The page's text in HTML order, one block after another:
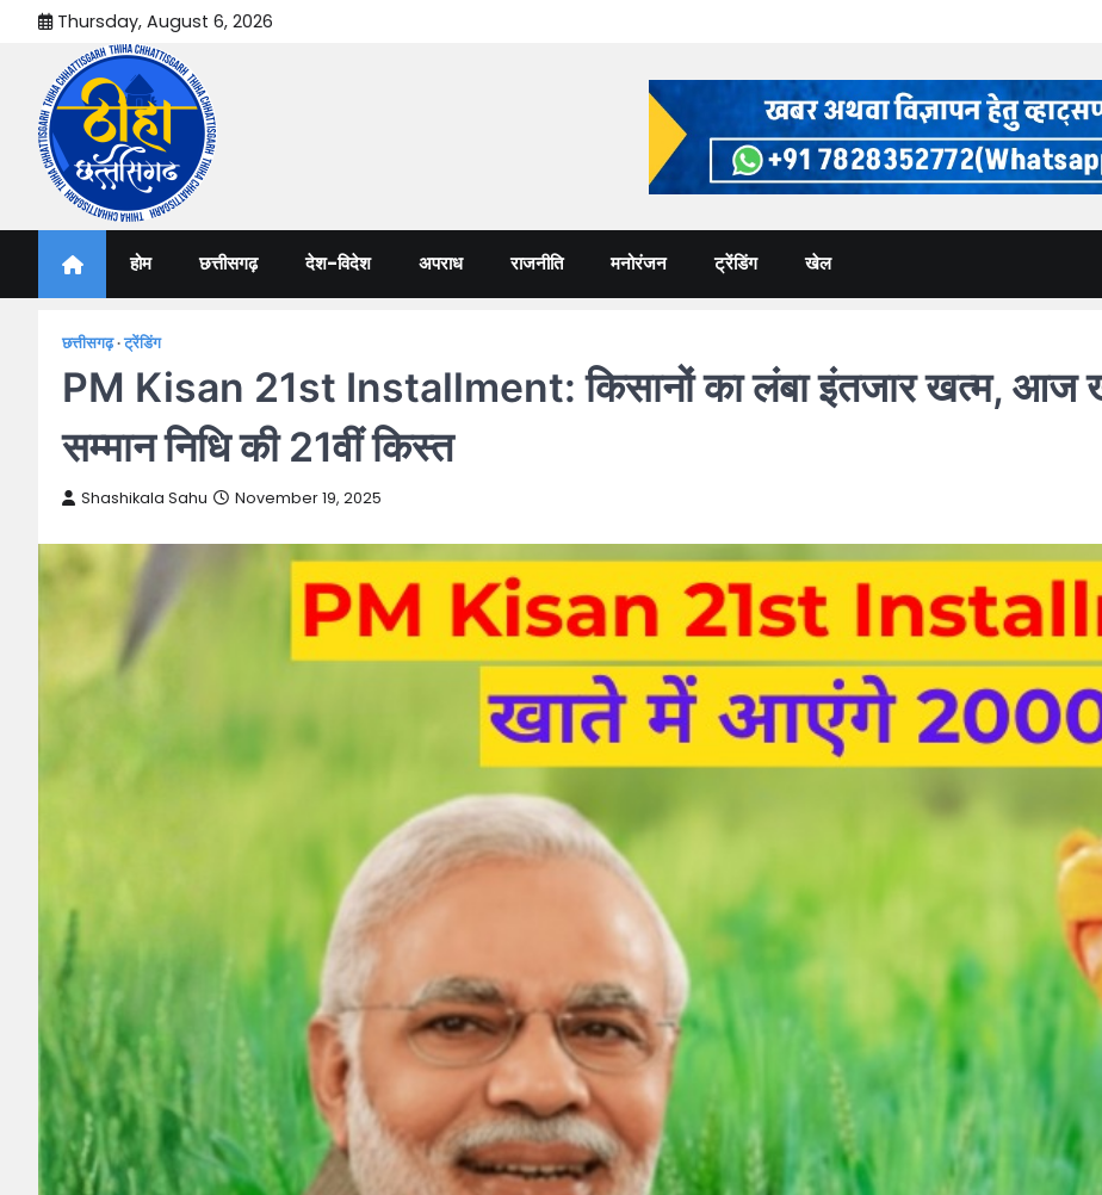
content
Thursday, August 6, 2026
Thiha Chhattisgarh
होम छत्तीसगढ़ देश-विदेश अपराध राजनीति मनोरंजन ट्रेंडिंग खेल
छत्तीसगढ़ ट्रेंडिंग
PM Kisan 21st Installment: किसानों का लंबा इंतजार खत्म, आज
सम्मान निधि की 21वीं किस्त
Shashikala Sahu November 19, 2025